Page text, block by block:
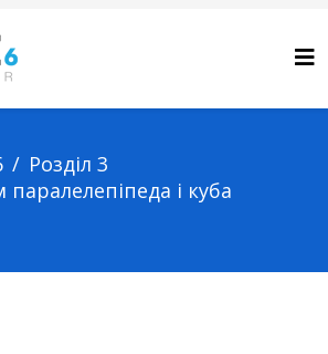
Розділ 3
паралелепіпеда і куба